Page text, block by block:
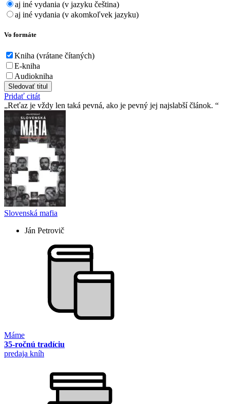
aj iné vydania (v jazyku čeština)
aj iné vydania (v akomkoľvek jazyku)
Vo formáte
Kniha (vrátane čítaných)
E-kniha
Audiokniha
Sledovať titul
Pridať citát
Reťaz je vždy len taká pevná, ako je pevný jej najslabší­ článok.
Slovenská mafia
Ján Petrovič
Máme
35-ročnú tradíciu
predaja kníh